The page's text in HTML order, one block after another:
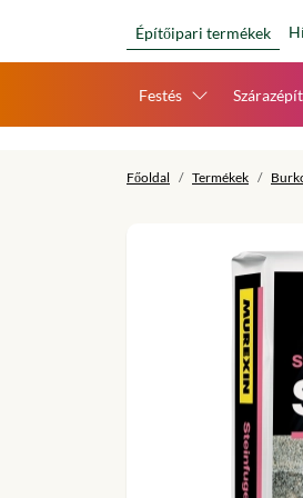
Építőipari termékek
Festés
Főoldal Termékek